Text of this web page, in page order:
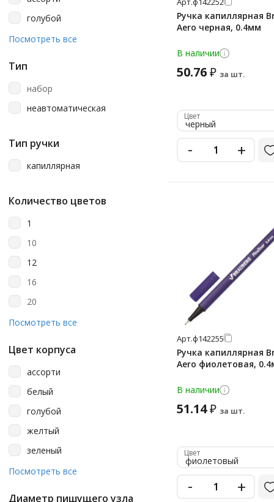
Luxor
Maped
Marvy
Schneider
Sketch&art
Uni
Winsor&newton
голубой
желтый
кобальтово-бирюзовый
красный
песочный
разноцветный
розовый
светло-зеленый
серебристо-серый
серый
синий
сиреневый
Посмотреть все
Тип
набор
неавтоматическая
Тип ручки
капиллярная
Количество цветов
1
10
12
16
20
24
8
Посмотреть все
Цвет корпуса
ассорти
белый
голубой
желтый
зеленый
коричневый
Посмотреть все
Диаметр пишущего узла
Ручка капиллярная
Aero черная, 0.4мм
В наличии
50.76₽ за шт.
Цвет
черный
- +
Арт.ф142255
Ручка капиллярная
Aero фиолетовая,
В наличии
51.14₽ за шт.
Цвет
фиолетовый
- +